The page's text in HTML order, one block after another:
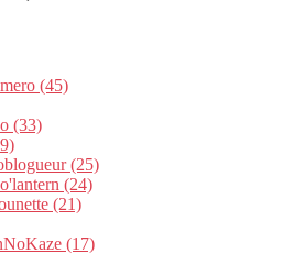
(45)
(33)
(25)
(24)
(21)
(17)